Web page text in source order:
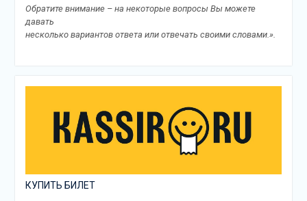
Обратите внимание – на некоторые вопросы Вы можете
давать
несколько вариантов ответа или отвечать своими словами.».
КУПИТЬ БИЛЕТ